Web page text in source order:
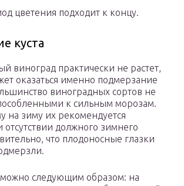
цветения подходит к концу.
куста
виноград практически не растет,
оказаться именно подмерзание
виноградных сортов не
к сильным морозам.
на зиму их рекомендуется
должного зимнего
что плодоносные глазки
можно следующим образом: на